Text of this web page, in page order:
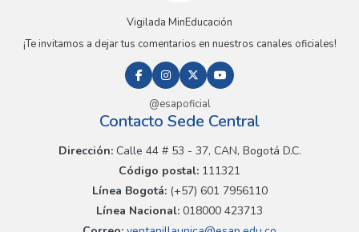
Vigilada MinEducación
¡Te invitamos a dejar tus comentarios en nuestros canales oficiales!
@esapoficial
Contacto Sede Central
Dirección:Calle 44 # 53 - 37, CAN, Bogotá D.C.
Código postal: 111321
Línea Bogotá:(+57) 601 7956110
Línea Nacional: 018000 423713